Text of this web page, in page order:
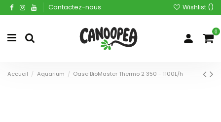
Contactez-nous Wishlist ()
0
Accueil Aquarium Oase BioMaster Thermo 2 350 - 1100L/h